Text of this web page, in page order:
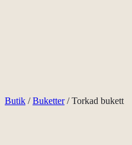
Butik /Buketter/ Torkad bukett